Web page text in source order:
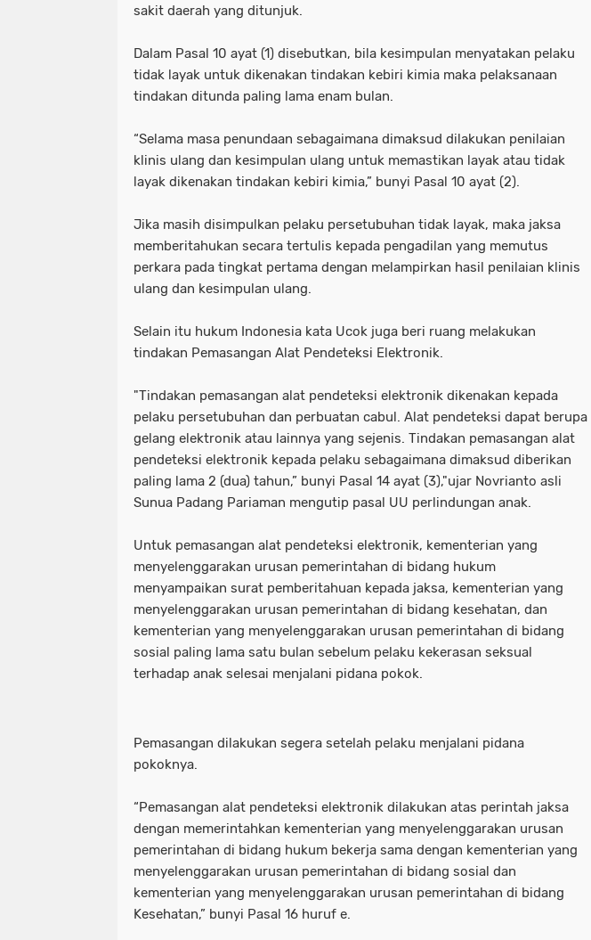
sakit daerah yang ditunjuk.
Dalam Pasal 10 ayat (1) disebutkan, bila kesimpulan menyatakan pelaku
tidak layak untuk dikenakan tindakan kebiri kimia maka pelaksanaan
tindakan ditunda paling lama enam bulan.
“Selama masa penundaan sebagaimana dimaksud dilakukan penilaian
klinis ulang dan kesimpulan ulang untuk memastikan layak atau tidak
layak dikenakan tindakan kebiri kimia,” bunyi Pasal 10 ayat (2).
Jika masih disimpulkan pelaku persetubuhan tidak layak, maka jaksa
memberitahukan secara tertulis kepada pengadilan yang memutus
perkara pada tingkat pertama dengan melampirkan hasil penilaian klinis
ulang dan kesimpulan ulang.
Selain itu hukum Indonesia kata Ucok juga beri ruang melakukan
tindakan Pemasangan Alat Pendeteksi Elektronik.
"Tindakan pemasangan alat pendeteksi elektronik dikenakan kepada
pelaku persetubuhan dan perbuatan cabul. Alat pendeteksi dapat berupa
gelang elektronik atau lainnya yang sejenis. Tindakan pemasangan alat
pendeteksi elektronik kepada pelaku sebagaimana dimaksud diberikan
paling lama 2 (dua) tahun,” bunyi Pasal 14 ayat (3),"ujar Novrianto asli
Sunua Padang Pariaman mengutip pasal UU perlindungan anak.
Untuk pemasangan alat pendeteksi elektronik, kementerian yang
menyelenggarakan urusan pemerintahan di bidang hukum
menyampaikan surat pemberitahuan kepada jaksa, kementerian yang
menyelenggarakan urusan pemerintahan di bidang kesehatan, dan
kementerian yang menyelenggarakan urusan pemerintahan di bidang
sosial paling lama satu bulan sebelum pelaku kekerasan seksual
terhadap anak selesai menjalani pidana pokok.
Pemasangan dilakukan segera setelah pelaku menjalani pidana
pokoknya.
“Pemasangan alat pendeteksi elektronik dilakukan atas perintah jaksa
dengan memerintahkan kementerian yang menyelenggarakan urusan
pemerintahan di bidang hukum bekerja sama dengan kementerian yang
menyelenggarakan urusan pemerintahan di bidang sosial dan
kementerian yang menyelenggarakan urusan pemerintahan di bidang
Kesehatan,” bunyi Pasal 16 huruf e.